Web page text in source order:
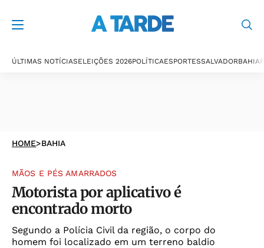
ÚLTIMAS NOTÍCIASELEIÇÕES 2026POLÍTICAESPORTESSALVADORBAHIA
HOME>BAHIA
MÃOS E PÉS AMARRADOS
Motorista por aplicativo é
encontrado morto
Segundo a Polícia Civil da região, o corpo do
homem foi localizado em um terreno baldio